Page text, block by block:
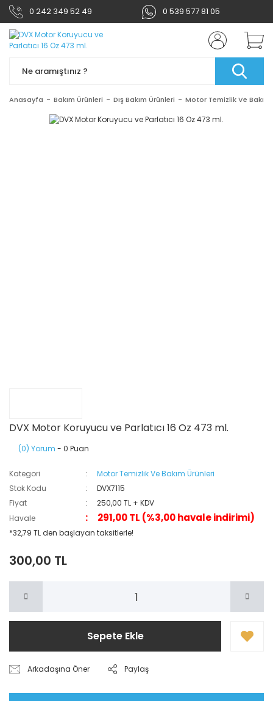
0 242 349 52 49 0 539 577 81 05
Anasayfa Bakım Ürünleri Dış Bakım Ürünleri Motor Temizlik Ve Bakım
DVX Motor Koruyucu ve Parlatıcı 16 Oz 473 ml.
(0) Yorum - 0 Puan
Kategori
Motor Temizlik Ve Bakım Ürünleri
Stok Kodu
DVX7115
Fiyat
250,00 TL + KDV
Havale
291,00 TL (%3,00 havale indirimi)
*32,79 TL den başlayan taksitlerle!
300,00 TL
Sepete Ekle
Arkadaşına Öner Paylaş